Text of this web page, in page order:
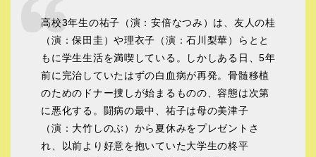
高校3年生の祐子（演：安倍なつみ）は、友人の桂
（演：保田圭）や理衣子（演：石川梨華）らとと
もに学生生活を満喫している。しかしある日、5年
前に完治していたはずの白血病が再発。骨髄移植
のためのドナー捜しが始まるものの、容態は次第
に悪化する。闘病の最中、祐子は母の美津子
（演：大竹しのぶ）から夏休みをプレゼントさ
れ、以前より好意を抱いていた大学生の柊平